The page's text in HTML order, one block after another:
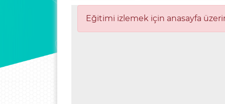
Eğitimi izlemek için anasayfa